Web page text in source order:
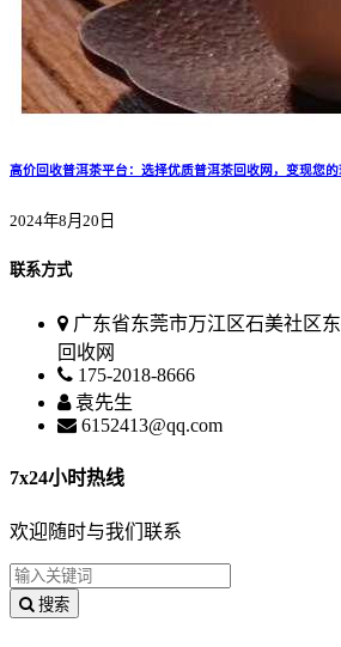
高价回收普洱茶平台：选择优质普洱茶回收网，变现您的
2024年8月20日
联系方式
广东省东莞市万江区石美社区
回收网
175-2018-8666
袁先生
6152413@qq.com
7x24小时热线
欢迎随时与我们联系
搜索